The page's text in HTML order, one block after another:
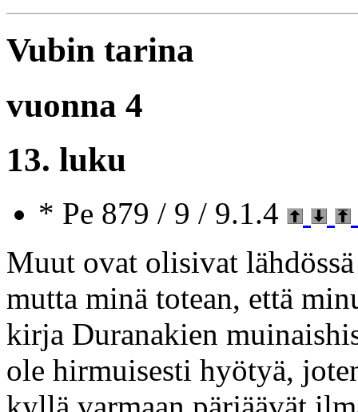
Vubin tarina
vuonna 4
13. luku
* Pe 879 / 9 / 9.1.4
Muut ovat olisivat
mutta minä totean, että
kirja Duranakien
ole hirmuisesti hyötyä,